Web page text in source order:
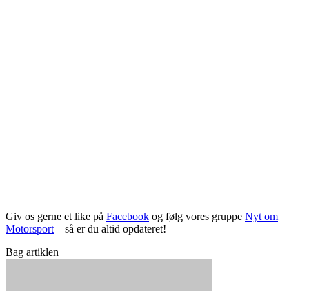
Giv os gerne et like på Facebook og følg vores gruppe Nyt om
Motorsport – så er du altid opdateret!
Bag artiklen